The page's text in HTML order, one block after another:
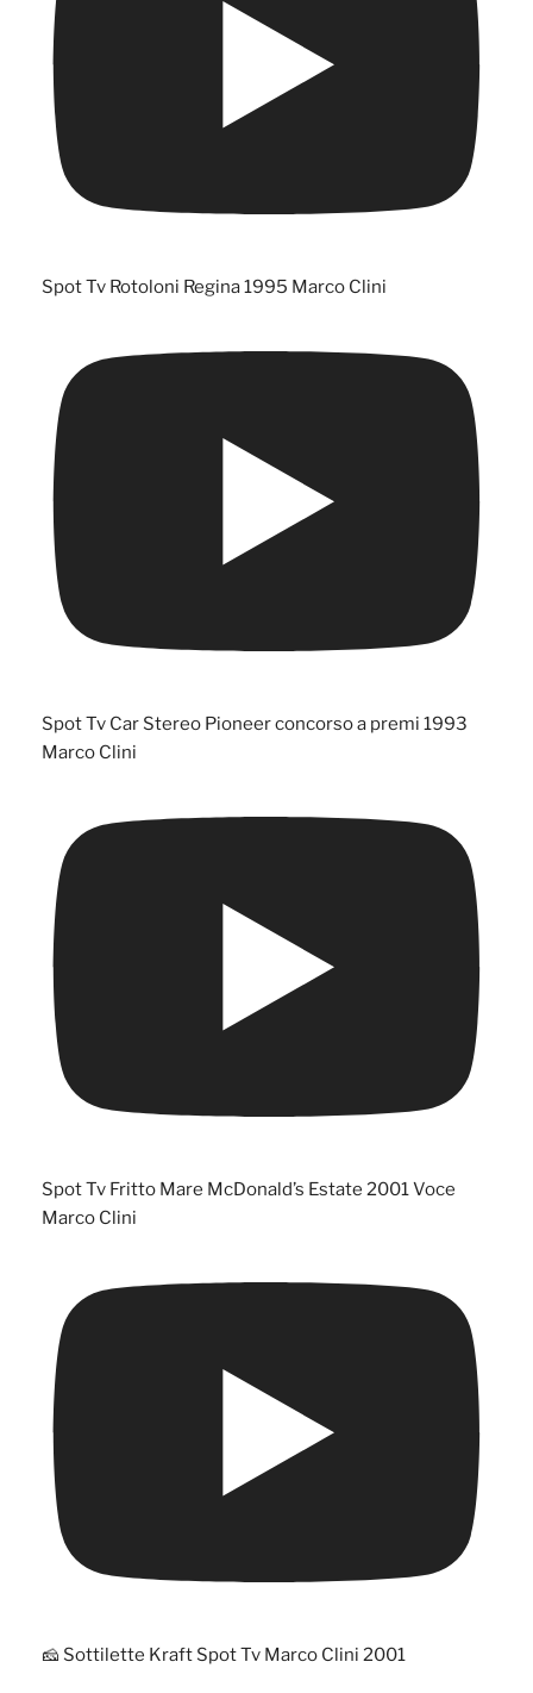
Spot Tv Rotoloni Regina 1995 Marco Clini
Spot Tv Car Stereo Pioneer concorso a premi 1993
Marco Clini
Spot Tv Fritto Mare McDonald’s Estate 2001 Voce
Marco Clini
🧀 Sottilette Kraft Spot Tv Marco Clini 2001